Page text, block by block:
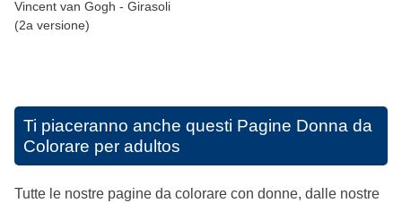
Vincent van Gogh - Girasoli
(2a versione)
Ti piaceranno anche questi Pagine Donna da
Colorare per adultos
Tutte le nostre pagine da colorare con donne, dalle nostre